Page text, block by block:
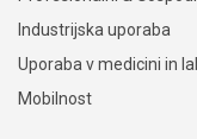
Industrijska uporaba
Uporaba v medicini in
Mobilnost